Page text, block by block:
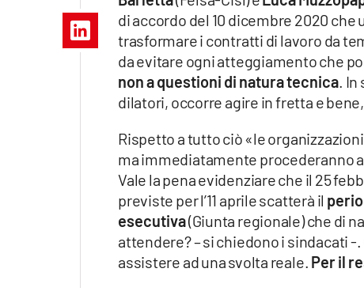
Vai
di accordo del 10 dicembre 2020
trasformare i contratti di lavoro da
da evitare ogni atteggiamento che
non a questioni di natura tecnica. In
dilatori, occorre agire in fretta e
Rispetto a tutto ciò «le
ma immediatamente procederanno
Vale la pena evidenziare che il 25
previste per l’11 aprile scatterà il
esecutiva(Giunta regionale) che di
attendere? – si chiedono i sindacati
assistere ad una svolta reale. Per il